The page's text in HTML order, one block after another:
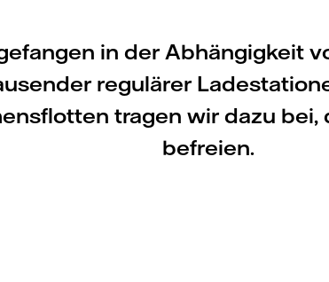
in der Abhängigkeit
regulärer
tragen wir dazu
befreien.